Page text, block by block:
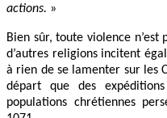
actions. »
Bien sûr, toute violence
d’autres religions incitent
à rien de se lamenter sur les
départ que des
populations chrétiennes